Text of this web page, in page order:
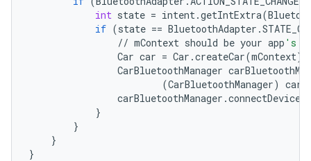
int state = intent.getIntExtra(
if (state == BluetoothAdapter .STATE_ON
// mContext should be your app 's
Car car = Car .createCar(mContext);
CarBluetoothManager
(CarBluetoothManager) car
carBluetoothManager .connectDevices
}
}
}
}